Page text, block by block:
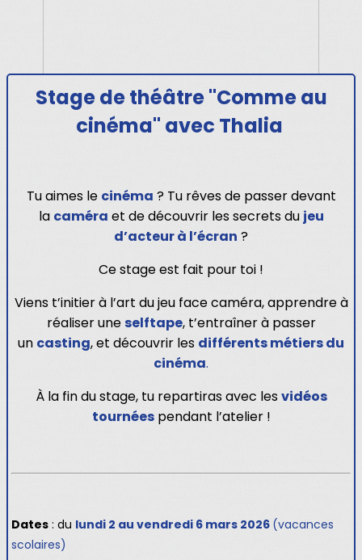
Stagede théâtre "Comme au
cinéma" avec Thalia
Tu aimes le cinéma ? Tu rêves de passer devant
la caméra et de découvrir les secrets du jeu
d’acteur à l’écran ?
Ce stage est fait pour toi !
Viens t’initier à l’art du jeu face caméra, apprendre à
réaliser uneselftape, t’entraîner à passer
un casting, et découvrir les différents métiers du
cinéma.
À la fin du stage, tu repartiras avec lesvidéos
tournéespendant l’atelier !
Dates : du lundi 2 au vendredi 6 mars 2026 (vacances
scolaires)